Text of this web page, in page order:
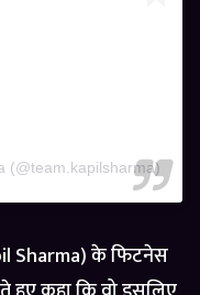
(@team.kapilsharma)
Sharma) के फिटनेस